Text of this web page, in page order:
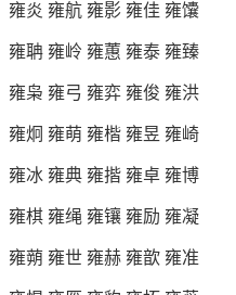
雍炎 雍航 雍影 雍佳 雍馕
雍聃 雍岭 雍蕙 雍泰 雍臻
雍枭 雍弓 雍弈 雍俊 雍洪
雍炯 雍萌 雍楷 雍昱 雍崎
雍冰 雍典 雍揩 雍卓 雍博
雍棋 雍绳 雍镶 雍励 雍凝
雍蒴 雍世 雍赫 雍歆 雍准